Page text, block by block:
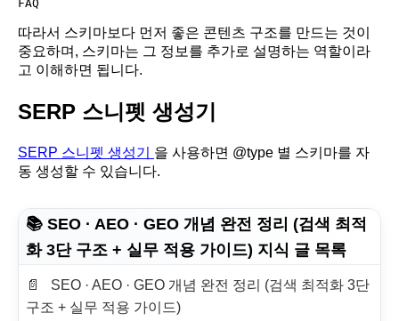
따라서 스키마보다 먼저 좋은 콘텐츠 구조를 만드는 것이
중요하며, 스키마는 그 정보를 추가로 설명하는 역할이라
고 이해하면 됩니다.
SERP 스니펫 생성기
SERP 스니펫 생성기 을 사용하면 @type 별 스키마를 자
동 생성할 수 있습니다.
📚 SEO · AEO · GEO 개념 완전 정리 (검색 최적
화 3단 구조 + 실무 적용 가이드) 지식 글 목록
SEO · AEO · GEO 개념 완전 정리 (검색 최적화 3단
구조 + 실무 적용 가이드)